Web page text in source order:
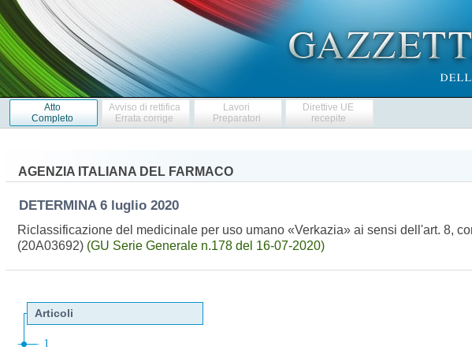
Atto
Completo
Avviso di rettifica
Errata corrige
Lavori
Preparatori
Direttive UE
recepite
AGENZIA ITALIANA DEL FARMACO
DETERMINA 6 luglio 2020
Riclassificazione del medicinale per uso umano «Verkazia» ai sensi dell'art. 8,
(20A03692) (GU Serie Generale n.178 del 16-07-2020)